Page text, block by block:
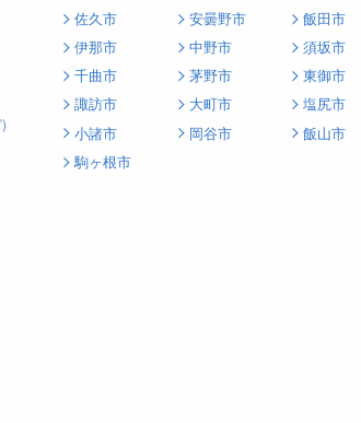
佐久市
安曇野市
飯田市
伊那市
中野市
須坂市
千曲市
茅野市
東御市
諏訪市
大町市
塩尻市
小諸市
岡谷市
飯山市
駒ヶ根市